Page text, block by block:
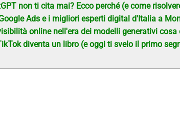
non ti cita mai? Ecco perché (e come
Ads e i migliori esperti digital d'Italia a
online nell'era dei modelli generativi cosa
diventa un libro (e oggi ti svelo il primo